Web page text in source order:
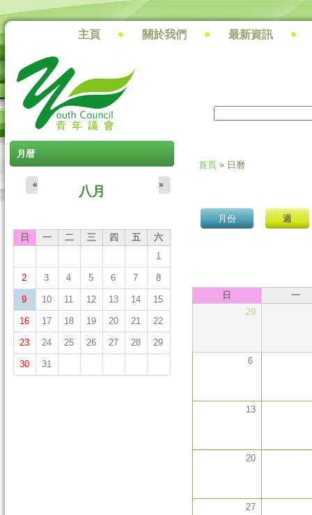
搜尋
主頁 關於我們 最新資訊
月暦
八月
« »
日 一 二 三 四 五
六
1
2 3 4 5 6 7 8
9 10 11 12 13 14 15
16 17 18 19 20 21 22
23 24 25 26 27 28 29
30 31
首頁 » 日曆
月份(作用中頁籤)週
日
一
29
6
13
20
27